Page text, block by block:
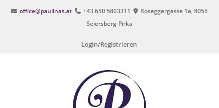
Inhalt
office@paulinas.at +43 650 5803311
Roseggergasse 1a, 8055
Seiersberg-Pirka
Login/Registrieren